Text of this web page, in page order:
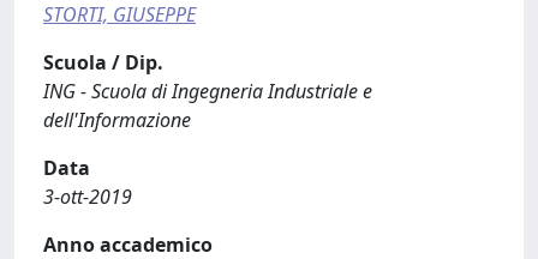
STORTI, GIUSEPPE
Scuola / Dip.
ING - Scuola di Ingegneria Industriale e
dell'Informazione
Data
3-ott-2019
Anno accademico